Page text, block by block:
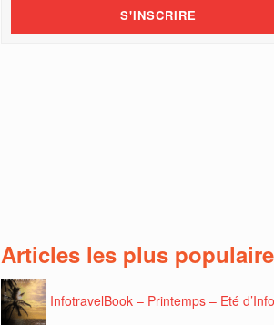
Articles les plus
InfotravelBook – Printemps – Eté